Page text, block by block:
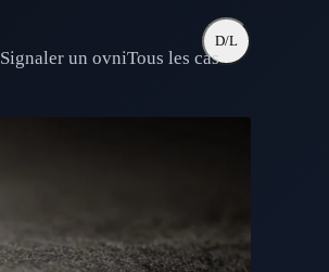
Signaler un ovniTous les cas
D/L